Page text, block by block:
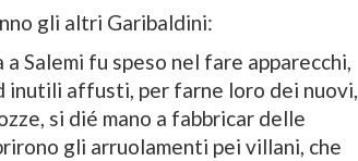
gli altri Garibaldini:
Salemi fu speso nel fare apparecchi,
inutili affusti, per farne loro dei nuovi,
si dié mano a fabbricar delle
gli arruolamenti pei villani, che